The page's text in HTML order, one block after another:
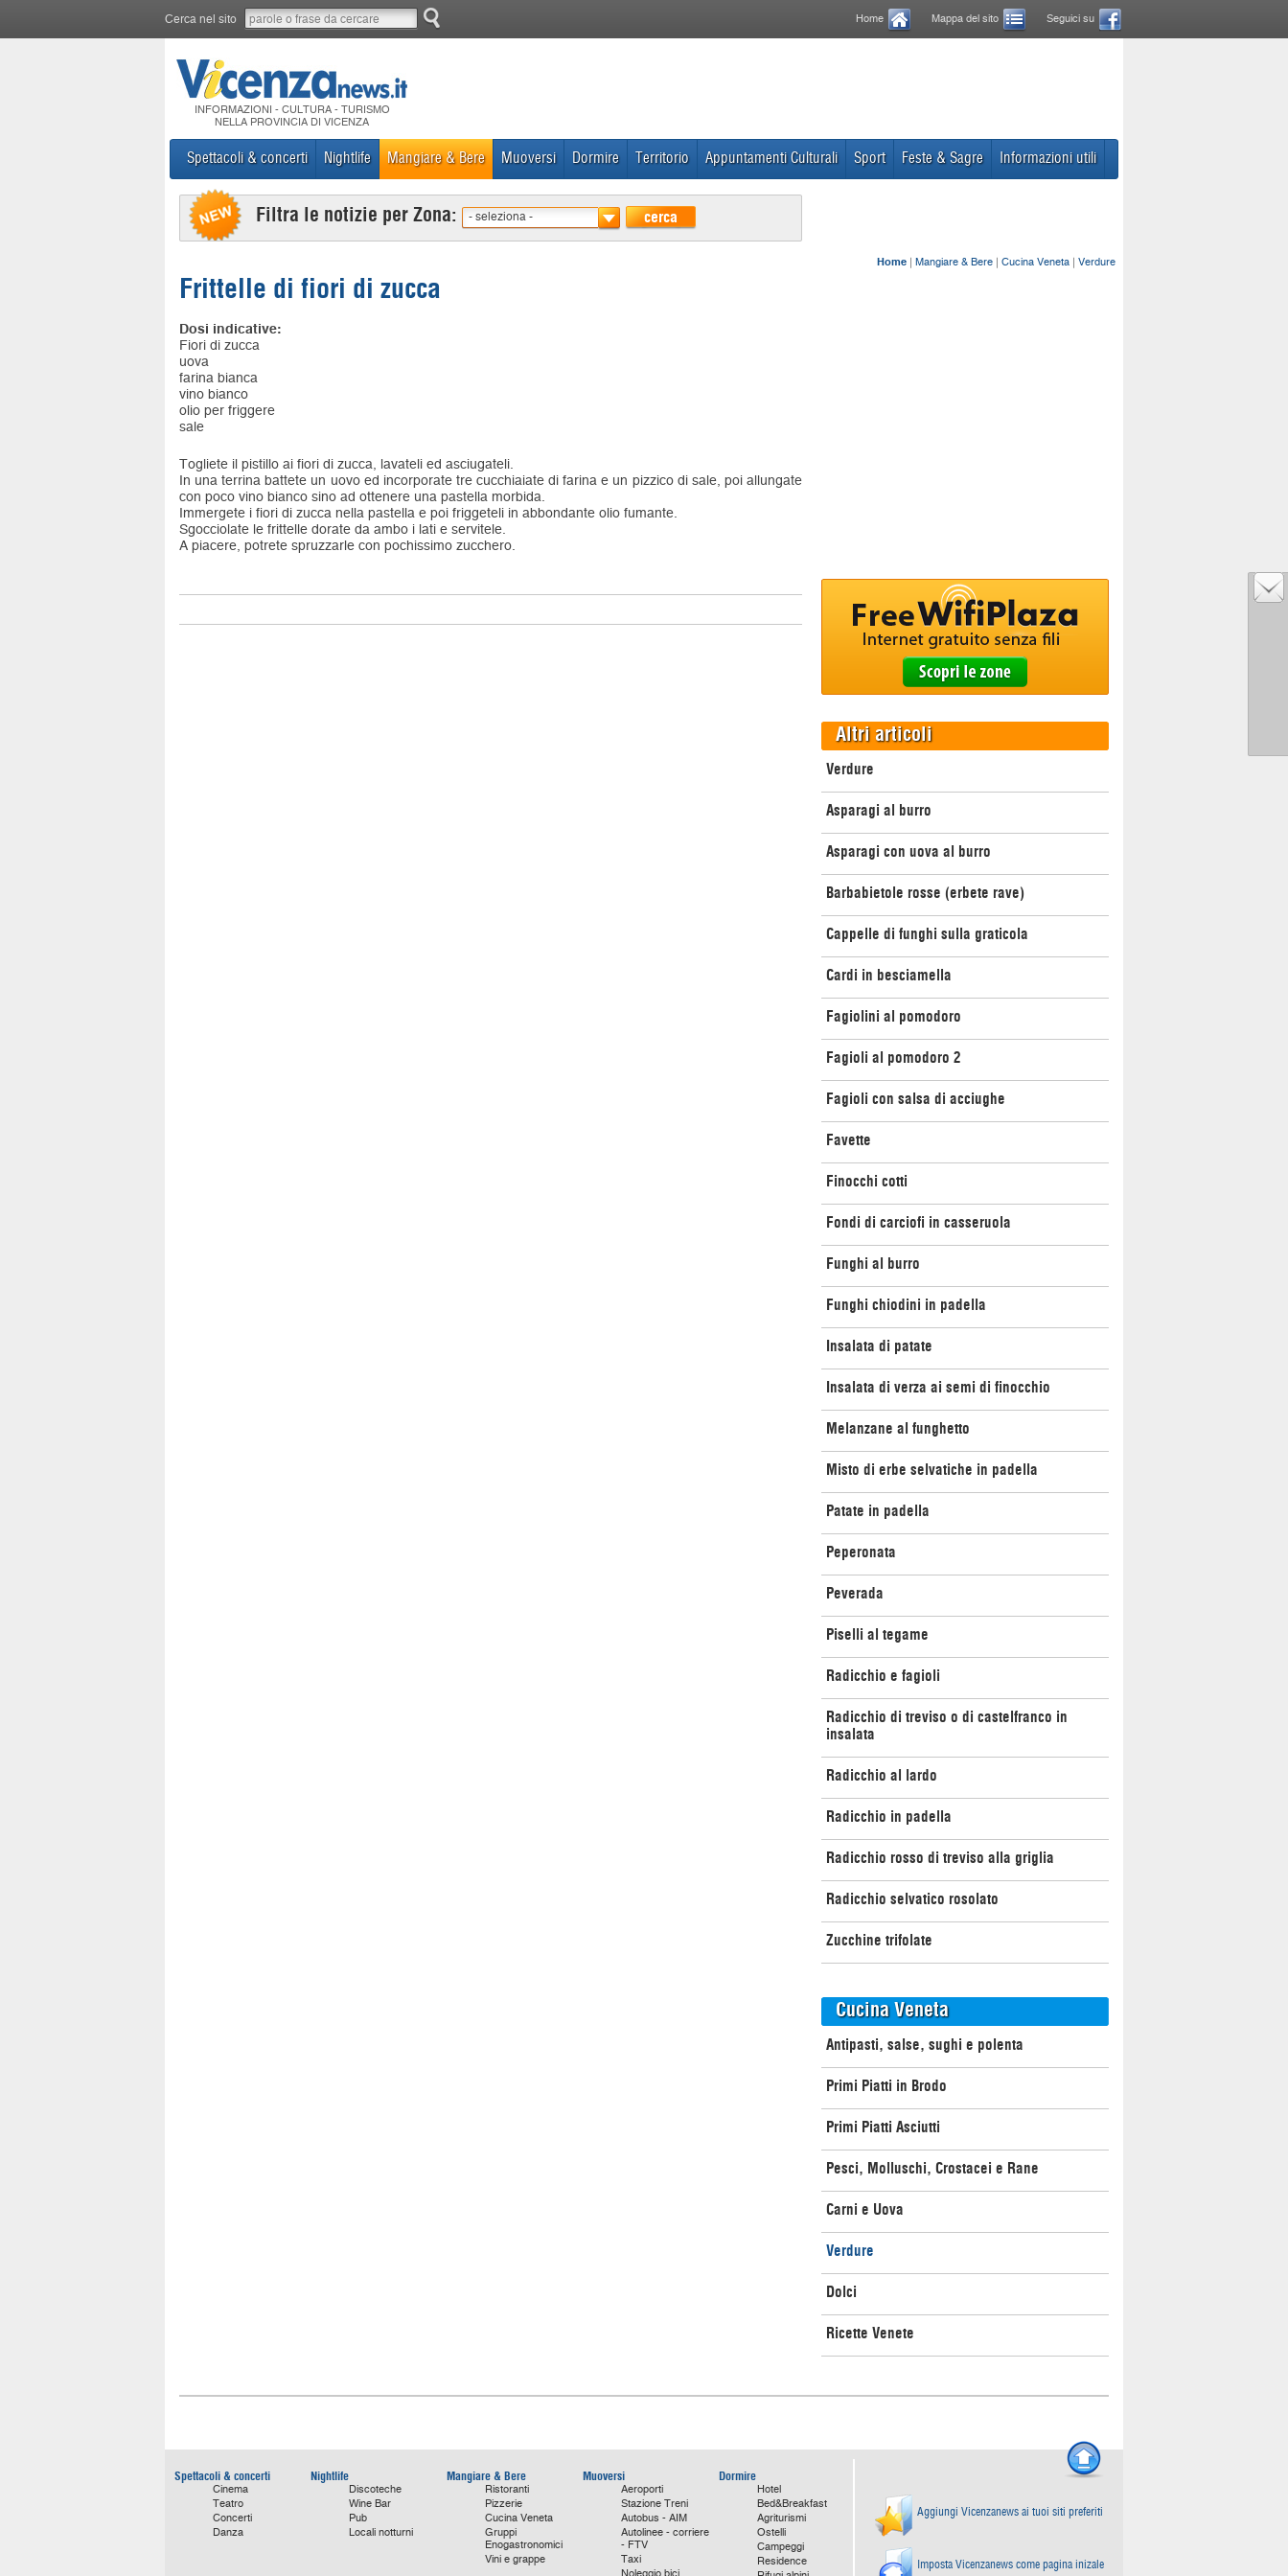
Cerca nel sito Home Mappa del sito Seguici su
INFORMAZIONI - CULTURA - TURISMO
NELLA PROVINCIA DI VICENZA
Spettacoli & concerti Nightlife Mangiare & Bere Muoversi Dormire Territorio Appuntamenti Culturali Sport Feste & Sagre Informazioni utili
Filtra le notizie per Zona: - seleziona - cerca
Home | Mangiare & Bere | Cucina Veneta | Verdure
Frittelle di fiori di zucca
Dosi indicative:
Fiori di zucca
uova
farina bianca
vino bianco
olio per friggere
sale
Togliete il pistillo ai fiori di zucca, lavateli ed asciugateli.
In una terrina battete un uovo ed incorporate tre cucchiaiate di farina e un pizzico di sale, poi allungate
con poco vino bianco sino ad ottenere una pastella morbida.
Immergete i fiori di zucca nella pastella e poi friggeteli in abbondante olio fumante.
Sgocciolate le frittelle dorate da ambo i lati e servitele.
A piacere, potrete spruzzarle con pochissimo zucchero.
Altri articoli
Verdure
Asparagi al burro
Asparagi con uova al burro
Barbabietole rosse (erbete rave)
Cappelle di funghi sulla graticola
Cardi in besciamella
Fagiolini al pomodoro
Fagioli al pomodoro 2
Fagioli con salsa di acciughe
Favette
Finocchi cotti
Fondi di carciofi in casseruola
Funghi al burro
Funghi chiodini in padella
Insalata di patate
Insalata di verza ai semi di finocchio
Melanzane al funghetto
Misto di erbe selvatiche in padella
Patate in padella
Peperonata
Peverada
Piselli al tegame
Radicchio e fagioli
Radicchio di treviso o di castelfranco in
insalata
Radicchio al lardo
Radicchio in padella
Radicchio rosso di treviso alla griglia
Radicchio selvatico rosolato
Zucchine trifolate
Cucina Veneta
Antipasti, salse, sughi e polenta
Primi Piatti in Brodo
Primi Piatti Asciutti
Pesci, Molluschi, Crostacei e Rane
Carni e Uova
Verdure
Dolci
Ricette Venete
Spettacoli & concerti
Cinema
Teatro
Concerti
Danza
Nightlife
Discoteche
Wine Bar
Pub
Locali notturni
Mangiare & Bere
Ristoranti
Pizzerie
Cucina Veneta
Gruppi
Enogastronomici
Vini e grappe
Muoversi
Aeroporti
Stazione Treni
Autobus - AIM
Autolinee - corriere
- FTV
Taxi
Dormire
Hotel
Bed&Breakfast
Agriturismi
Ostelli
Campeggi
Residence
Aggiungi Vicenzanews ai tuoi siti preferiti
Imposta Vicenzanews come pagina inizale